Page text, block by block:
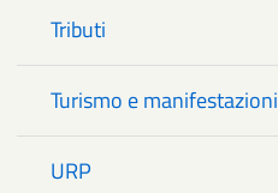
Tributi
Turismo e manifestazioni
URP